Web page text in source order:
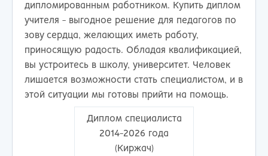
дипломированным работником. Купить диплом
учителя - выгодное решение для педагогов по
зову сердца, желающих иметь работу,
приносящую радость. Обладая квалификацией,
вы устроитесь в школу, университет. Человек
лишается возможности стать специалистом, и в
этой ситуации мы готовы прийти на помощь.
Диплом специалиста
2014-2026 года
(Киржач)